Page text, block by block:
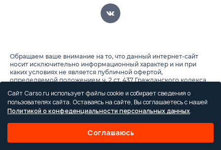
Обращаем ваше внимание на то, что данный интернет-сайт
носит исключительно информационный характер и ни при
каких условиях не является публичной офертой,
определяемой положением ч. 2 ст. 437 Гражданского кодекса
информации о стоимости автомобилей, пожалуйста,
обращайтесь к менеджеру по продажам. Все цены на сайте
указаны с учетом скидок. Условия на покупку автомобиля
Автомобили есть в наличии и на заказ, подробно можете
узнать в отделе продаж.
Сайт Carso.ru использует файлы cookie и собирает сведения о
пользователях сайта. Оставаясь на сайте, Вы соглашаетесь с нашей
Политикой о конфеденциальности персональных данных.
Соглашаюсь